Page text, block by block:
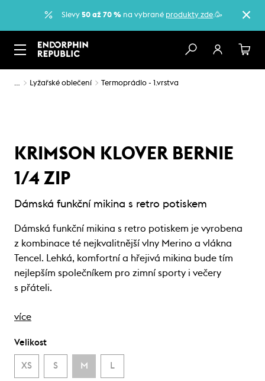
Slevy 50 až 70 % na vybrané produkty zde.🥳
… Lyžařské oblečení Termoprádlo - 1.vrstva
KRIMSON KLOVER BERNIE
1/4 ZIP
Dámská funkční mikina s retro potiskem
Dámská funkční mikina s retro potiskem je vyrobena
z kombinace té nejkvalitnější vlny Merino a vlákna
Tencel. Lehká, komfortní a hřejivá mikina bude tím
nejlepším společníkem pro zimní sporty i večery
s přáteli.
více
Velikost
XS S M L